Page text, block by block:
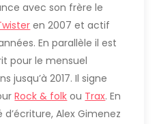
avec son frère le
en 2007 et actif
En parallèle il est
pour le mensuel
jusqu’à 2017. Il signe
Rock & folk ou Trax. En
Alex Gimenez